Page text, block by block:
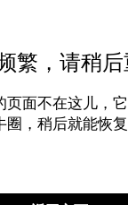
繁，请稍后
页面不在这儿，
圈，稍后就能恢